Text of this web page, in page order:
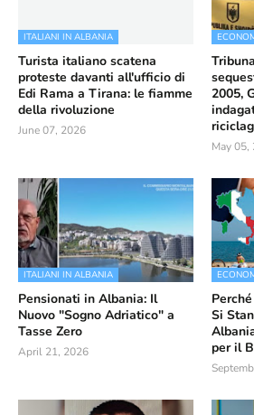
ITALIANI IN ALBANIA
Turista italiano scatena
proteste davanti all'ufficio di
Edi Rama a Tirana: le fiamme
della rivoluzione
June 07, 2026
2005,
May 05,
ITALIANI IN ALBANIA
Pensionati in Albania: Il
Nuovo "Sogno Adriatico" a
Tasse Zero
April 21, 2026
Si
per il